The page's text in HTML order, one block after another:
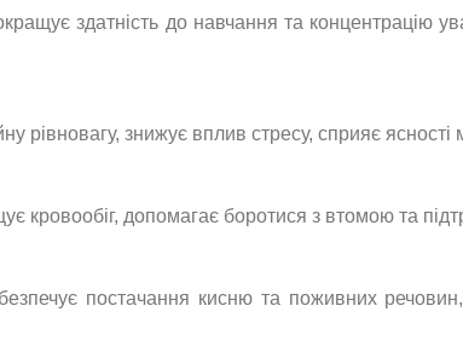
здатність до навчання та концентрацію
рівновагу, знижує вплив стресу, сприяє ясності
кровообіг, допомагає боротися з втомою та
постачання кисню та поживних